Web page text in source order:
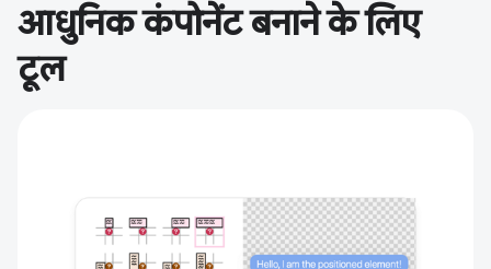
आधुनिक कंपोनेंट बनाने के लिए
टूल